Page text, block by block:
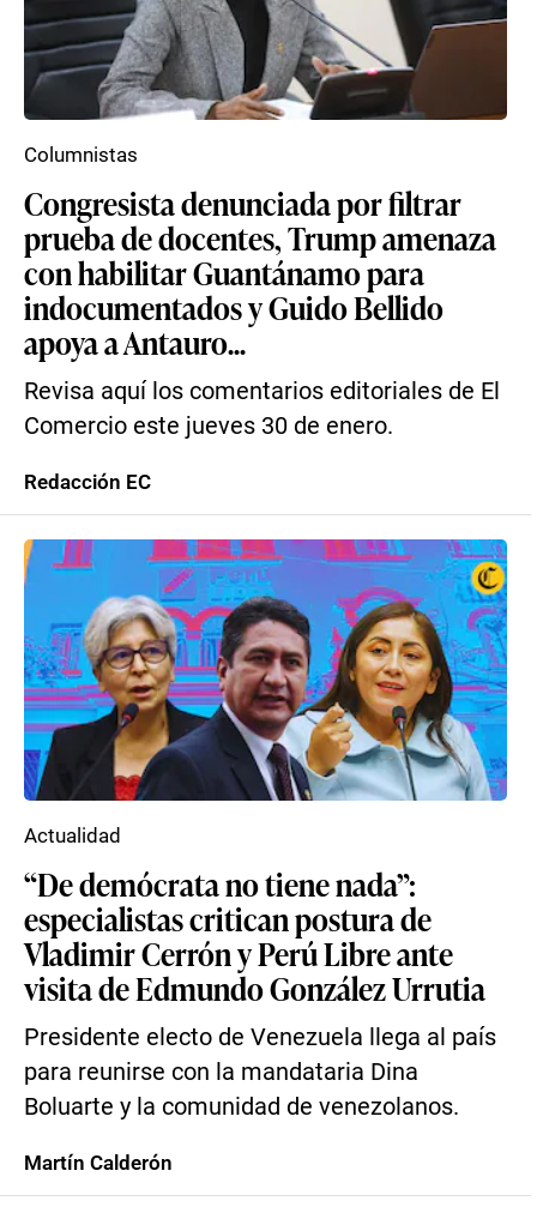
Congresista denunciada por filtrar
prueba de docentes, Trump amenaza
con habilitar Guantánamo para
indocumentados y Guido Bellido
apoya a Antauro...
Revisa aquí los comentarios editoriales de El
Comercio este jueves 30 de enero.
Columnistas
Redacción EC
“De demócrata no tiene nada”:
especialistas critican postura de
Vladimir Cerrón y Perú Libre ante
visita de Edmundo González Urrutia
Presidente electo de Venezuela llega al país
para reunirse con la mandataria Dina
Boluarte y la comunidad de venezolanos.
Actualidad
Martín Calderón